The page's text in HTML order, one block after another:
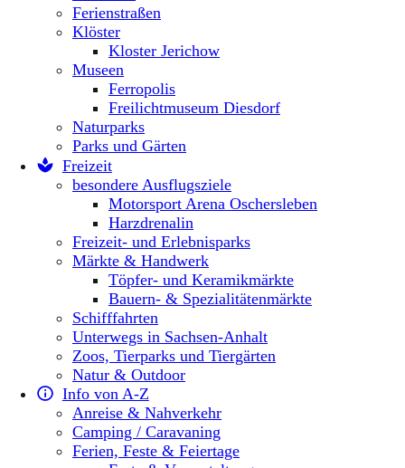
Ferienstraßen
Klöster
Kloster Jerichow
Museen
Ferropolis
Freilichtmuseum Diesdorf
Naturparks
Parks und Gärten
Freizeit
besondere Ausflugsziele
Motorsport Arena Oschersleben
Harzdrenalin
Freizeit- und Erlebnisparks
Märkte & Handwerk
Töpfer- und Keramikmärkte
Bauern- & Spezialitätenmärkte
Schifffahrten
Unterwegs in Sachsen-Anhalt
Zoos, Tierparks und Tiergärten
Natur & Outdoor
Info von A-Z
Anreise & Nahverkehr
Camping / Caravaning
Ferien, Feste & Feiertage